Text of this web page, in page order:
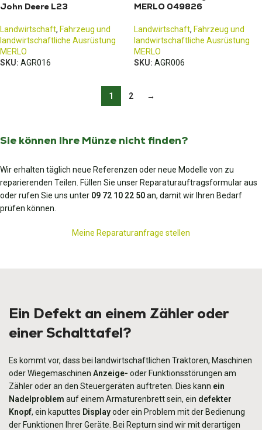
John Deere L23
Landwirtschaft, Fahrzeug und
landwirtschaftliche Ausrüstung
MERLO
SKU: AGR016
MERLO 049826
Landwirtschaft, Fahrzeug und
landwirtschaftliche Ausrüstung
MERLO
SKU: AGR006
1 2 →
Sie können Ihre Münze nicht finden?
Wir erhalten täglich neue Referenzen oder neue Modelle von zu
reparierenden Teilen. Füllen Sie unser Reparaturauftragsformular aus
oder rufen Sie uns unter 09 72 10 22 50an, damit wir Ihren Bedarf
prüfen können.
Meine Reparaturanfrage stellen
Ein Defekt an einem Zähler oder
einer Schalttafel?
Es kommt vor, dass bei landwirtschaftlichen Traktoren, Maschinen
oder Wiegemaschinen Anzeige- oder Funktionsstörungen am
Zähler oder an den Steuergeräten auftreten. Dies kann ein
Nadelproblem auf einem Armaturenbrett sein, ein defekter
Knopf, ein kaputtes Displayoder ein Problem mit der Bedienung
der Funktionen Ihrer Geräte. Bei Repturn sind wir mit derartigen